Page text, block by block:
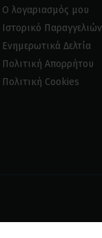
Ο λογαριασμός μου
Ιστορικό Παραγγελιών
Ενημερωτικά Δελτία
Πολιτική Απορρήτου
Πολιτική Cookies